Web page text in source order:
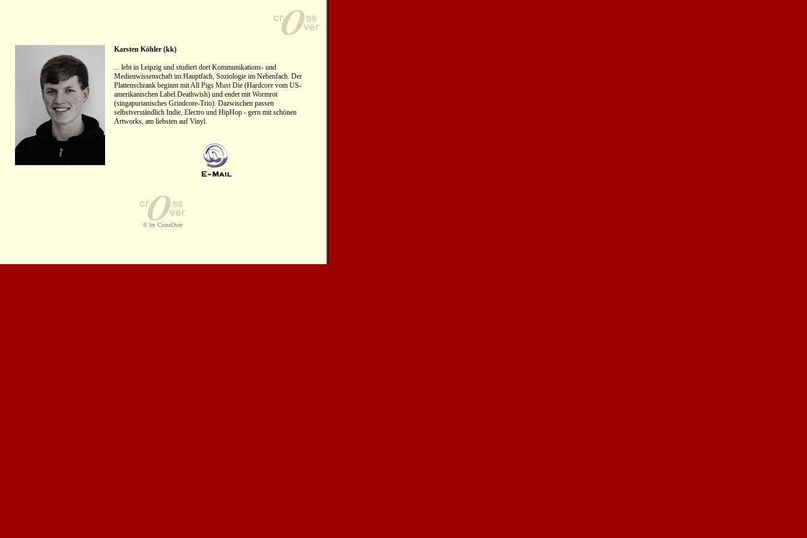
Karsten Köhler (kk)
... lebt in Leipzig und studiert dort Kommunikations- und
Medienwissenschaft im Hauptfach, Soziologie im Nebenfach. Der
Plattenschrank beginnt mit All Pigs Must Die (Hardcore vom US-
amerikanischen Label Deathwish) und endet mit Wormrot
(singapurianisches Grindcore-Trio). Dazwischen passen
selbstverständlich Indie, Electro und HipHop - gern mit schönen
Artworks, am liebsten auf Vinyl.
© by CrossOver